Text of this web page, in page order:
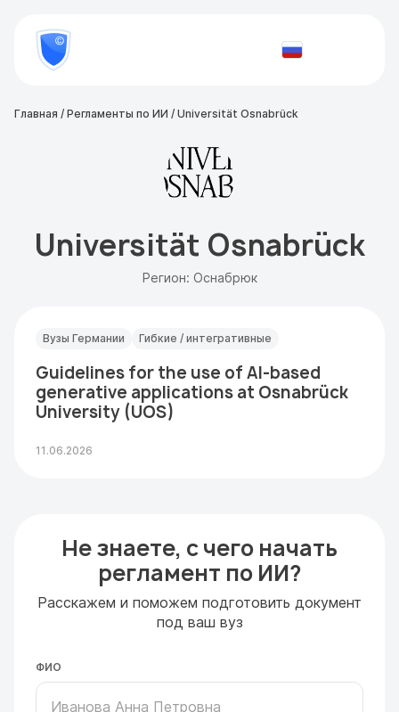
800
777-
81-Проверить
Главная / Регламенты по ИИ / Universität Osnabrück
Universität Osnabrück
Регион: Оснабрюк
Вузы Германии Гибкие / интегративные
Guidelines for the use of AI-based
generative applications at Osnabrück
University (UOS)
11.06.2026
Не знаете, с чего начать
регламент по ИИ?
Расскажем и поможем подготовить документ
под ваш вуз
ФИО